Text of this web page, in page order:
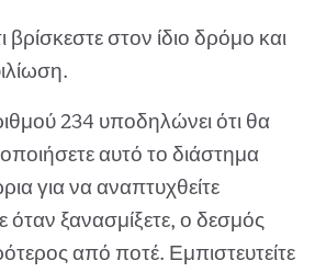
βρίσκεστε στον ίδιο δρόμο και
234 υποδηλώνει ότι θα
αυτό το διάστημα
για να αναπτυχθείτε
ξανασμίξετε, ο δεσμός
από ποτέ. Εμπιστευτείτε